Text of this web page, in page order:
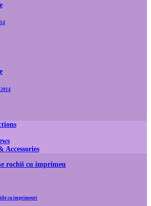
Accessories
cu imprimeuri